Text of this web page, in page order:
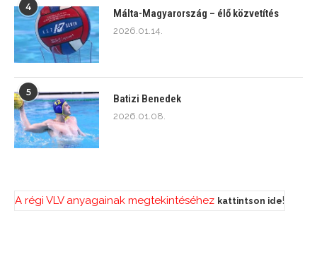
4
Málta-Magyarország – élő közvetítés
2026.01.14.
5
Batizi Benedek
2026.01.08.
A régi VLV anyagainak megtekintéséhez kattintson ide!